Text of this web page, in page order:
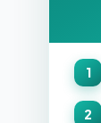
1
2